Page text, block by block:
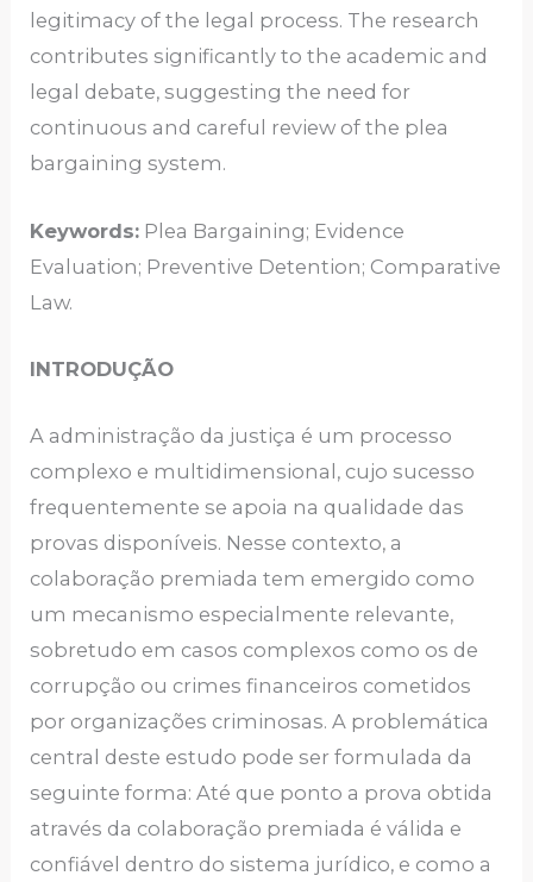
legitimacy of the legal process. The research
contributes significantly to the academic and
legal debate, suggesting the need for
continuous and careful review of the plea
bargaining system.
Keywords: Plea Bargaining; Evidence
Evaluation; Preventive Detention; Comparative
Law.
INTRODUÇÃO
A administração da justiça é um processo
complexo e multidimensional, cujo sucesso
frequentemente se apoia na qualidade das
provas disponíveis. Nesse contexto, a
colaboração premiada tem emergido como
um mecanismo especialmente relevante,
sobretudo em casos complexos como os de
corrupção ou crimes financeiros cometidos
por organizações criminosas. A problemática
central deste estudo pode ser formulada da
seguinte forma: Até que ponto a prova obtida
através da colaboração premiada é válida e
confiável dentro do sistema jurídico, e como a